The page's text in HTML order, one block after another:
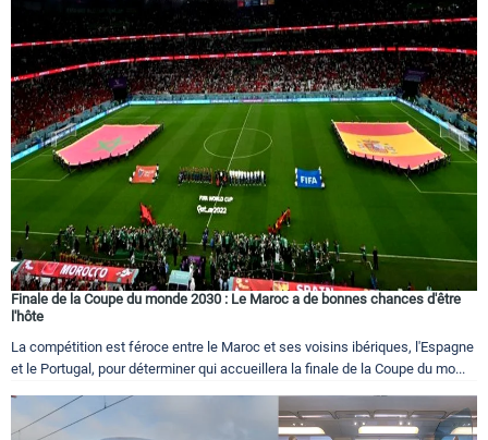
Finale de la Coupe du monde 2030 : Le Maroc a de bonnes chances d'être
l'hôte
La compétition est féroce entre le Maroc et ses voisins ibériques, l'Espagne
et le Portugal, pour déterminer qui accueillera la finale de la Coupe du mo...